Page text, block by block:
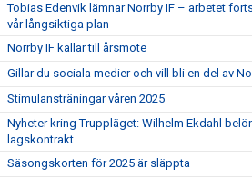
Tobias Edenvik lämnar Norrby IF – arbetet
vår långsiktiga plan
Norrby IF kallar till årsmöte
Gillar du sociala medier och vill bli en del av
Stimulansträningar våren 2025
Nyheter kring Truppläget: Wilhelm Ekdahl
lagskontrakt
Säsongskorten för 2025 är släppta